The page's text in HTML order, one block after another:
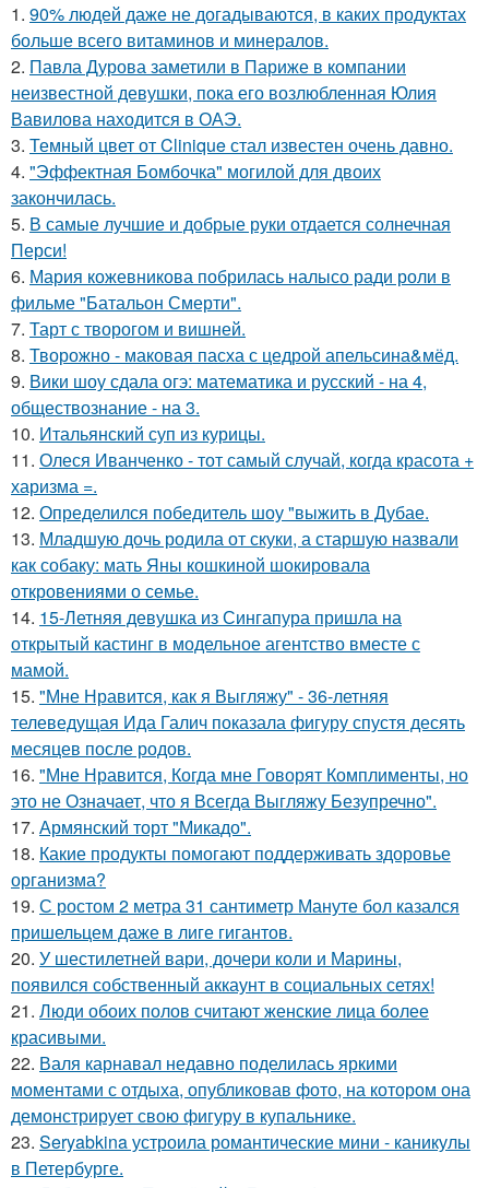
1. 90% людей даже не догадываются, в каких продуктах
больше всего витаминов и минералов.
2. Павла Дурова заметили в Париже в компании
неизвестной девушки, пока его возлюбленная Юлия
Вавилова находится в ОАЭ.
3. Темный цвет от Clinique стал известен очень давно.
4. "Эффектная Бомбочка" могилой для двоих
закончилась.
5. В самые лучшие и добрые руки отдается солнечная
Перси!
6. Мария кожевникова побрилась налысо ради роли в
фильме "Батальон Смерти".
7. Тарт с творогом и вишней.
8. Творожно - маковая пасха с цедрой апельсина&мёд.
9. Вики шоу сдала огэ: математика и русский - на 4,
обществознание - на 3.
10. Итальянский суп из курицы.
11. Олеся Иванченко - тот самый случай, когда красота +
харизма =.
12. Определился победитель шоу "выжить в Дубае.
13. Младшую дочь родила от скуки, а старшую назвали
как собаку: мать Яны кошкиной шокировала
откровениями о семье.
14. 15-Летняя девушка из Сингапура пришла на
открытый кастинг в модельное агентство вместе с
мамой.
15. "Мне Нравится, как я Выгляжу" - 36-летняя
телеведущая Ида Галич показала фигуру спустя десять
месяцев после родов.
16. "Мне Нравится, Когда мне Говорят Комплименты, но
это не Означает, что я Всегда Выгляжу Безупречно".
17. Армянский торт "Микадо".
18. Какие продукты помогают поддерживать здоровье
организма?
19. С ростом 2 метра 31 сантиметр Мануте бол казался
пришельцем даже в лиге гигантов.
20. У шестилетней вари, дочери коли и Марины,
появился собственный аккаунт в социальных сетях!
21. Люди обоих полов считают женские лица более
красивыми.
22. Валя карнавал недавно поделилась яркими
моментами с отдыха, опубликовав фото, на котором она
демонстрирует свою фигуру в купальнике.
23. Seryabkina устроила романтические мини - каникулы
в Петербурге.